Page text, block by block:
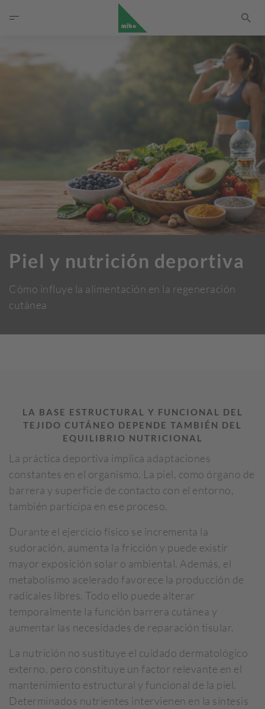
Piel y nutrición deportiva
Cómo influye la alimentación en la regeneración
cutánea
LA BASE ESTRUCTURAL Y FUNCIONAL DEL
TEJIDO CUTÁNEO DEPENDE TAMBIÉN DEL
EQUILIBRIO NUTRICIONAL
La práctica deportiva implica adaptaciones
constantes en el organismo. La piel, como órgano de
barrera y superficie de contacto con el entorno,
también participa en ese proceso.
Durante el ejercicio físico se incrementa la
sudoración, aumenta la fricción y puede existir
mayor exposición solar o ambiental. Además, el
metabolismo acelerado favorece la producción de
radicales libres. Todo ello puede alterar
temporalmente la función barrera cutánea y
aumentar las necesidades de reparación tisular.
La nutrición no sustituye el cuidado dermatológico
externo, pero constituye un factor relevante en el
mantenimiento estructural y funcional de la piel.
Determinados nutrientes intervienen en la síntesis